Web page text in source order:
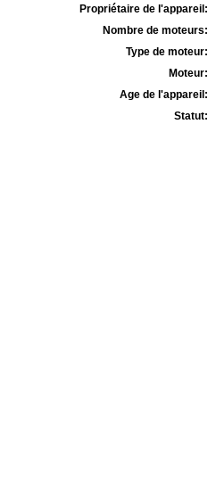
Propriétaire de l'appareil:
Nombre de moteurs:
Type de moteur:
Moteur:
Age de l'appareil:
Statut: